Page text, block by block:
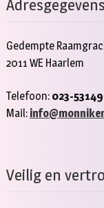
Adresgegevens
Gedempte
2011 WE Haarlem
Telefoon: 023-
Mail:
Veilig en